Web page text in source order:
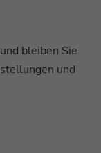
bleiben Sie
und